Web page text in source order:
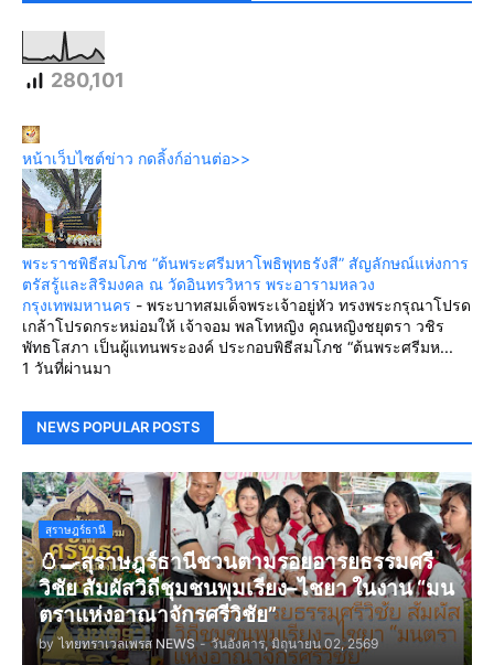
280,101
หน้าเว็บไซต์ข่าว กดลิ้งก์อ่านต่อ>>
พระราชพิธีสมโภช “ต้นพระศรีมหาโพธิพุทธรังสี” สัญลักษณ์แห่งการ
ตรัสรู้และสิริมงคล ณ วัดอินทรวิหาร พระอารามหลวง
กรุงเทพมหานคร - พระบาทสมเด็จพระเจ้าอยู่หัว ทรงพระกรุณาโปรด
เกล้าโปรดกระหม่อมให้ เจ้าจอม พลโทหญิง คุณหญิงชยุตรา วชิร
พัทธโสภา เป็นผู้แทนพระองค์ ประกอบพิธีสมโภช “ต้นพระศรีมห...
1 วันที่ผ่านมา
NEWS POPULAR POSTS
สุราษฎร์ธานี
🥚🍳สุราษฎร์ธานีชวนตามรอยอารยธรรมศรี
วิชัย สัมผัสวิถีชุมชนพุมเรียง–ไชยา ในงาน “มน
ตราแห่งอาณาจักรศรีวิชัย”
by ไทยทราเวลเพรส NEWS - วันอังคาร, มิถุนายน 02, 2569